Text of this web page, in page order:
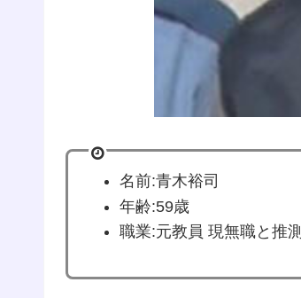
名前:青木裕司
年齢:59歳
職業:元教員 現無職と推測